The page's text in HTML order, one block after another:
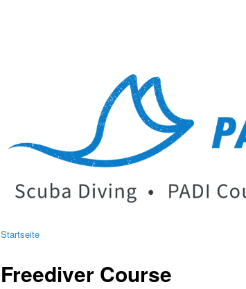
Startseite
Freediver Course